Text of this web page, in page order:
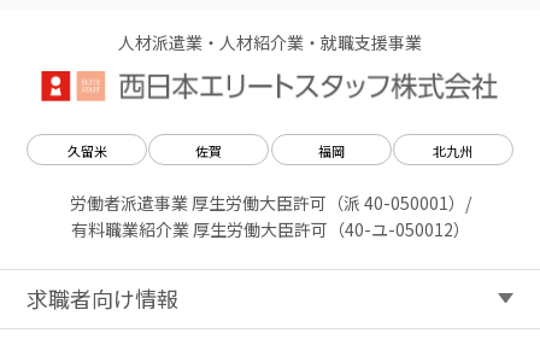
人材派遣業・人材紹介業・就職支援事業
久留米 佐賀 福岡 北九州
労働者派遣事業 厚生労働大臣許可（派 40-050001）/
有料職業紹介業 厚生労働大臣許可（40-ユ-050012）
求職者向け情報